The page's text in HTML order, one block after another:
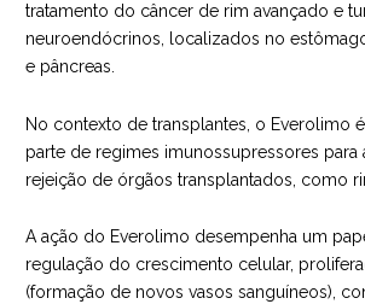
tratamento do câncer de rim avançado e
neuroendócrinos, localizados no
e pâncreas.
No contexto de transplantes, o Everolimo
parte de regimes imunossupressores para
rejeição de órgãos transplantados, como
A ação do Everolimo desempenha um
regulação do crescimento celular,
(formação de novos vasos sanguíneos),